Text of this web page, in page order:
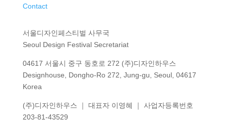
Contact
서울디자인페스티벌 사무국
Seoul Design Festival Secretariat
04617 서울시 중구 동호로 272 (주)디자인하우스
Designhouse, Dongho-Ro 272, Jung-gu, Seoul, 04617
Korea
(주)디자인하우스 ｜ 대표자 이영혜 ｜ 사업자등록번호
203-81-43529